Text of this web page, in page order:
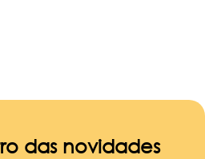
das novidades